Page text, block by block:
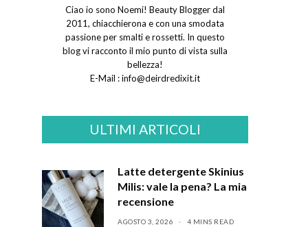
Ciao io sono Noemi! Beauty Blogger dal
2011, chiacchierona e con una smodata
passione per smalti e rossetti. In questo
blog vi racconto il mio punto di vista sulla
bellezza!
E-Mail :info@deirdredixit.it
ULTIMI ARTICOLI
Latte detergente Skinius
Milis: vale la pena? La mia
recensione
AGOSTO 3, 2026
4 MINS READ